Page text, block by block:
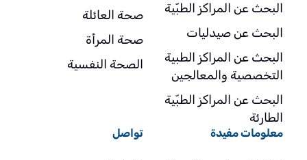
البحث عن المراكز الطبّية
البحث عن صيدليات
البحث عن المراكز الطبية
التخصصية والمعالجين
البحث عن المراكز الطبّية
الطارئة
صحة العائلة
صحة المرأة
الصحة النفسية
معلومات مفيدة تواصل